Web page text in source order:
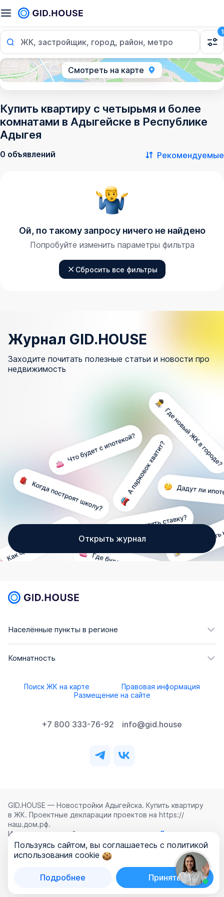
ЖК, застройщик, город, район, метро
1
Смотреть на карте
Купить квартиру с четырьмя и более
комнатами в Адыгейске в Республике
Адыгея
0 объявлений Рекомендуемые
Ой, по такому запросу ничего не найдено
Попробуйте изменить параметры фильтра
Сбросить все фильтры
Журнал GID.HOUSE
Заходите почитать полезные статьи и новости про
недвижимость
Открыть журнал
Населённые пункты в регионе
Комнатность
Поиск ЖК на карте
Правовая информация
Размещение на сайте
+7 800 333-76-92 info@gid.house
GID.HOUSE — Новостройки Адыгейска. Купить квартиру
в ЖК. Проектные декларации проектов на https://
наш.дом.рф.
Использование сайта означает согласие с
Лицензионным
соглашением ,Политикой конфиденциальностии
Политикой обработки персональных данных
ООО «ГИД.ХАУЗ»
Пользуясь сайтом, вы соглашаетесь с политикой
использования cookie
Подробнее Принять